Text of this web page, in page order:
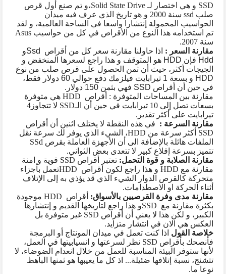
SSD و هي اختصار لـSolid State Drive،و تم صنع أول قرص
صلب ssd
سنة 2000 و هو تاريخ الذي عرف فيه ميدان
الحواسيب المحمولة إنتشارا واسعا في الساحة العالمية، و لقد
تم استخدامه هذا النوع من الأقراص في كل من حواسيبAsus
سنة 2007.
مقارنة السعر : اذا حاولنا مقارنة سعر كل من أقراص Ssdو
Hdd فإن HDD هو المتوقف و هذا راجع لسعرها المنخفض و
الجيجات أكثر، حيث أن ثمن الحصول على قرص صلب من نوع
HDD
و بسعة 1 تيرابايت فيلزمك دفع حوالي 60 دولار فقط،
في حين أن أقراص SSD فهي بثمن 150 دولار.
مقارنة بين المساحات المتوفرة : أقراص HDD هي متوفرة
بسعات تصل إلى 10 تيرابايت في حين أن الـ
SSD
لا تتجاوز4
تيرابايت على أكثر تقدير.
مقارنة السرعة : في هذه النقطة لا يختلف اثنين أن أقراص
SSD أكثر سرعة من HDD، الشيء الذي يوفر لك سرعة نقل
الملفات هائلة بالإضافة الى أن الأجهزة العاملة بقرص SSd
تتميز بسرعة إقلاع كبير لا تتعدى بعض الثواني.
مقارنة الصلابة و قوة التحمل: تعتبر أقراص SSD قوية و امنة
مقارنة مع HDD و هذا راجع لكون أقراص HDDتعمل بأجزاء
متحركة كالقرص الدوار الشيء الذي قد يؤذي به إلى الإتلاف
أثناء الحركة او الاصطدامات.
مقارنة مدى وفرة القرصيين بالأسواق: أقراص HDD موجودة
بكثرة مقارنة مع SSDو هذا راجع لتاريخها القديم و إنتشارها
الكبير، و لكن هذا لا يعني أن أقراص SSD غير متوفرة بل
العكس هي الان في انتشار متزايد.
خلاصة القول اذا كنت تعمل في ميدان المونتاج أو البرمجة
فأنصحك بأقراص SSD نظر لسرعتها و انسيابيتها في العمل،
لأنها ستوفر البيئة المناسبة للعمل من خلال انعدام الضوضاء، لا
تتشنج، نسبة إتلافها ضئيلة... اذ كل ما يعيبها هو ثمنها الباهظ
نوعا ما.